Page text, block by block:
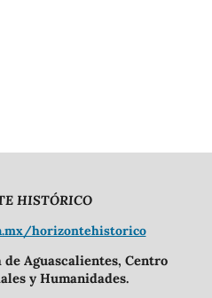
HISTÓRICO
horizontehistorico
Aguascalientes, Centro
y Humanidades.